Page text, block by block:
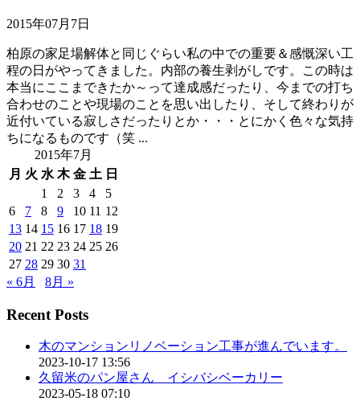
2015年07月7日
柏原の家足場解体と同じぐらい私の中での重要＆感慨深い工
程の日がやってきました。内部の養生剥がしです。この時は
本当にここまできたか～って達成感だったり、今までの打ち
合わせのことや現場のことを思い出したり、そして終わりが
近付いている寂しさだったりとか・・・とにかく色々な気持
ちになるものです（笑 ...
2015年7月
月 火 水 木 金 土 日
1
2 3 4
5
6
7 8 9 10 11 12
13 14 15 16 17 18 19
20 21 22 23 24 25 26
27 28 29 30 31
« 6月
8月 »
Recent Posts
木のマンションリノベーション工事が進んでいます。
2023-10-17 13:56
久留米のパン屋さん イシバシベーカリー
2023-05-18 07:10